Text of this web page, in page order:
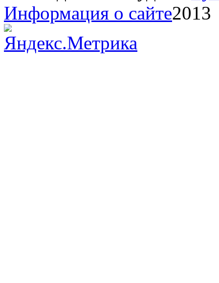
Информация о сайте2013